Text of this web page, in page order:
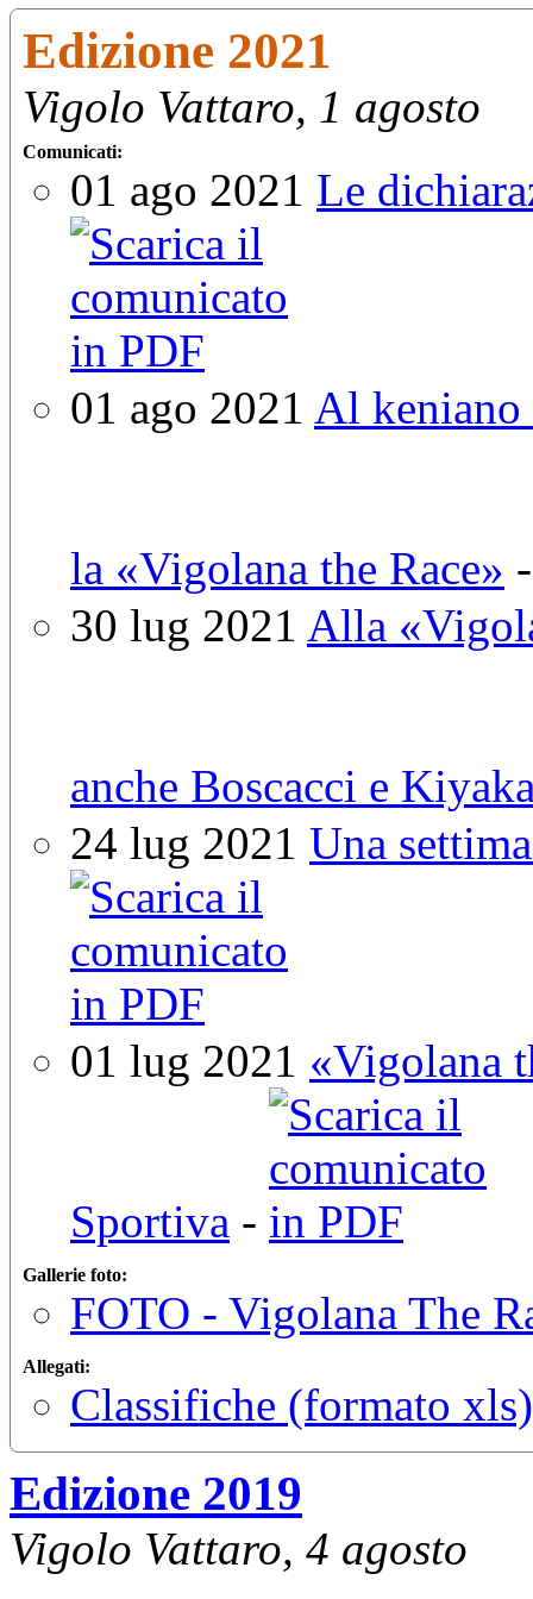
Edizione 2021
Vigolo Vattaro, 1 agosto
Comunicati:
01 ago 2021 Le
01 ago 2021 Al keniano
la «Vigolana the Race»
30 lug 2021 Alla
anche Boscacci e
24 lug 2021 Una
01 lug 2021 «Vigolana
Sportiva -
Gallerie foto:
FOTO - Vigolana The
Allegati:
Classifiche (formato xls)
Edizione 2019
Vigolo Vattaro, 4 agosto